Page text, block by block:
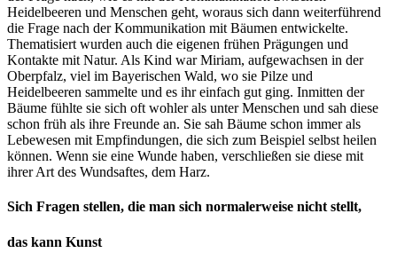
Heidelbeeren und Menschen geht, woraus sich dann weiterführend
die Frage nach der Kommunikation mit Bäumen entwickelte.
Thematisiert wurden auch die eigenen frühen Prägungen und
Kontakte mit Natur. Als Kind war Miriam, aufgewachsen in der
Oberpfalz, viel im Bayerischen Wald, wo sie Pilze und
Heidelbeeren sammelte und es ihr einfach gut ging. Inmitten der
Bäume fühlte sie sich oft wohler als unter Menschen und sah diese
schon früh als ihre Freunde an. Sie sah Bäume schon immer als
Lebewesen mit Empfindungen, die sich zum Beispiel selbst heilen
können. Wenn sie eine Wunde haben, verschließen sie diese mit
ihrer Art des Wundsaftes, dem Harz.
Sich Fragen stellen, die man sich normalerweise nicht stellt,
das kann Kunst